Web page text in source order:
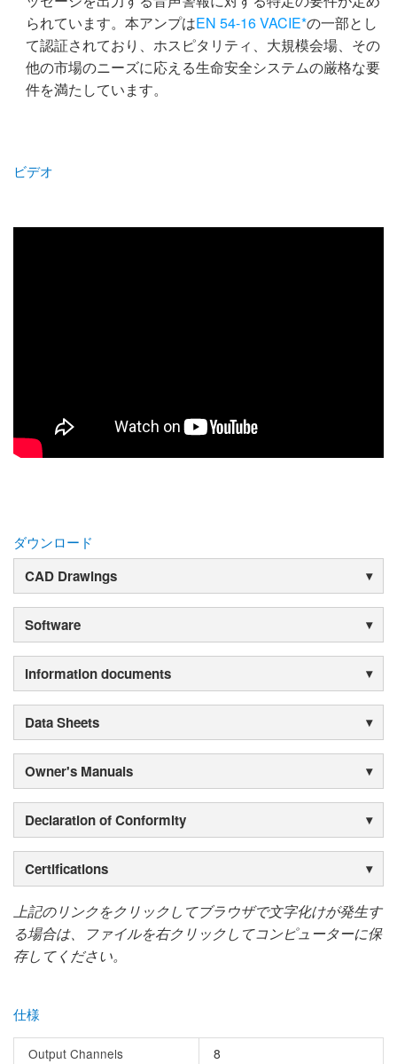
られています。本アンプはEN 54-16 VACIE*の一部とし
て認証されており、ホスピタリティ、大規模会場、その
他の市場のニーズに応える生命安全システムの厳格な要
件を満たしています。
ビデオ
ダウンロード
CAD Drawings
Software
Information documents
Data Sheets
Owner's Manuals
Declaration of Conformity
Certifications
上記のリンクをクリックしてブラウザで文字化けが発生す
る場合は、ファイルを右クリックしてコンピューターに保
存してください。
仕様
Output Channels
8